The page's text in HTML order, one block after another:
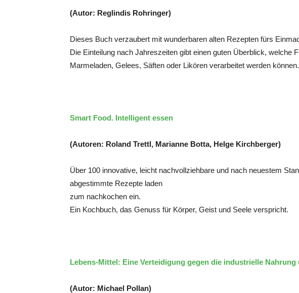
(Autor: Reglindis Rohringer)
Dieses Buch verzaubert mit wunderbaren alten Rezepten fürs
Die Einteilung nach Jahreszeiten gibt einen guten Überblick, welche
Marmeladen, Gelees, Säften oder Likören verarbeitet werden können.
Smart Food. Intelligent essen
(Autoren: Roland Trettl, Marianne Botta, Helge Kirchberger)
Über 100 innovative, leicht nachvollziehbare und nach neuestem
abgestimmte Rezepte laden
zum nachkochen ein.
Ein Kochbuch, das Genuss für Körper, Geist und Seele verspricht.
Lebens-Mittel: Eine Verteidigung gegen die industrielle Nahrung
(Autor: Michael Pollan)